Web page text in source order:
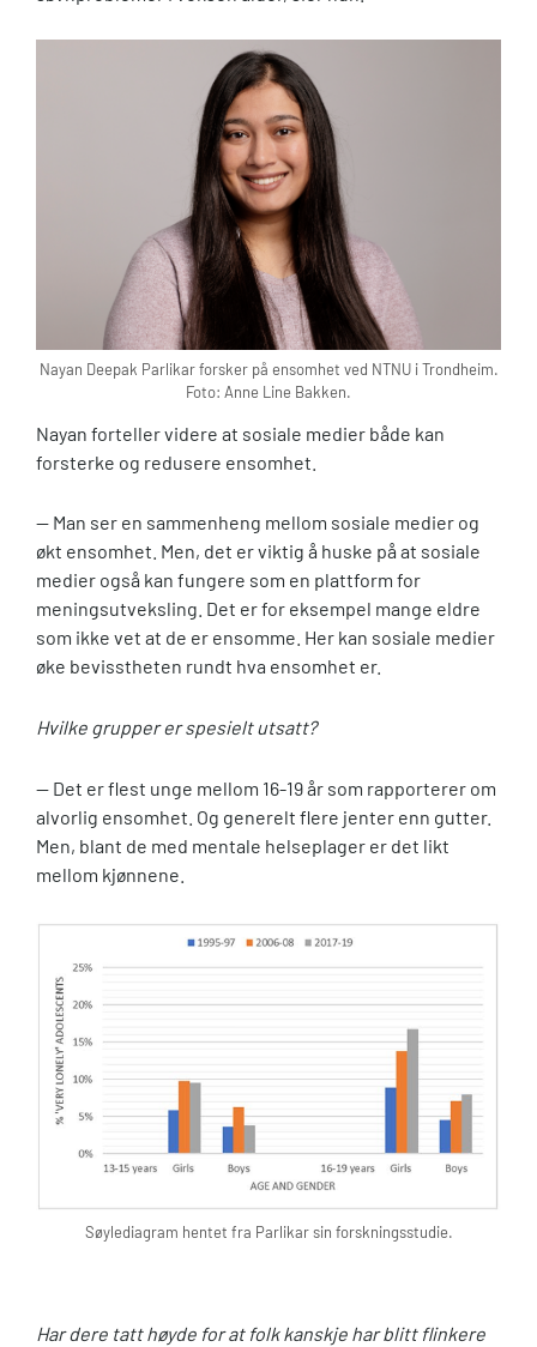
Nayan Deepak Parlikar forsker på ensomhet ved NTNU i Trondheim.
Foto: Anne Line Bakken.
Nayan forteller videre at sosiale medier både kan
forsterke og redusere ensomhet.
— Man ser en sammenheng mellom sosiale medier og
økt ensomhet. Men, det er viktig å huske på at sosiale
medier også kan fungere som en plattform for
meningsutveksling. Det er for eksempel mange eldre
som ikke vet at de er ensomme. Her kan sosiale medier
øke bevisstheten rundt hva ensomhet er.
Hvilke grupper er spesielt utsatt?
— Det er flest unge mellom 16-19 år som rapporterer om
alvorlig ensomhet. Og generelt flere jenter enn gutter.
Men, blant de med mentale helseplager er det likt
mellom kjønnene.
Søylediagram hentet fra Parlikar sin forskningsstudie.
Har dere tatt høyde for at folk kanskje har blitt flinkere